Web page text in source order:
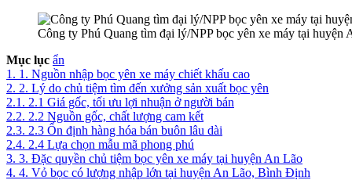
Công ty Phú Quang tìm đại lý/NPP bọc yên xe máy tại
Mục lục ẩn
1. 1. Nguồn nhập bọc yên xe máy chiết khấu cao
2. 2. Lý do chủ tiệm tìm đến xưởng sản xuất bọc yên
2.1. 2.1 Giá gốc, tối ưu lợi nhuận ở người bán
2.2. 2.2 Nguồn gốc, chất lượng cam kết
2.3. 2.3 Ổn định hàng hóa bán buôn lâu dài
2.4. 2.4 Lựa chọn mẫu mã phong phú
3. 3. Đặc quyền chủ tiệm bọc yên xe máy tại huyện An Lão
4. 4. Vỏ bọc có lượng nhập lớn tại huyện An Lão, Bình Định